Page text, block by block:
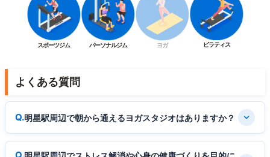
スポーツジム パーソナルジム ヨガ ピラティス
よくある質問
明星駅周辺で朝から通えるヨガスタジオはありますか？